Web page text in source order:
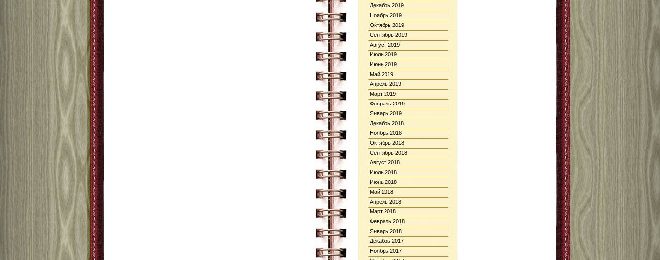
Декабрь 2019
Ноябрь 2019
Октябрь 2019
Сентябрь 2019
Август 2019
Июль 2019
Июнь 2019
Май 2019
Апрель 2019
Март 2019
Февраль 2019
Январь 2019
Декабрь 2018
Ноябрь 2018
Октябрь 2018
Сентябрь 2018
Август 2018
Июль 2018
Июнь 2018
Май 2018
Апрель 2018
Март 2018
Февраль 2018
Январь 2018
Декабрь 2017
Ноябрь 2017